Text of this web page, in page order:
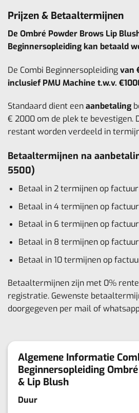
Prijzen & Betaaltermijnen
De Ombré Powder Brows Lip
Beginnersopleiding kan betaald
De Combi Beginnersopleidingvan
inclusief PMU Machine t.w.v.
Standaard dient eenaanbetaling
€ 2000 om de plek te bevestigen.
restant worden verdeeld in
Betaaltermijnen na
5500)
Betaal in 2 termijnen op
Betaal in 4 termijnen op
Betaal in 6 termijnen op
Betaal in 8 termijnen op
Betaal in 10 termijnen op
Betaaltermijnen zijn met 0%
registratie. Gewenste
doorgegeven per mail of
Algemene Informatie
Beginnersopleiding
& Lip Blush
Duur